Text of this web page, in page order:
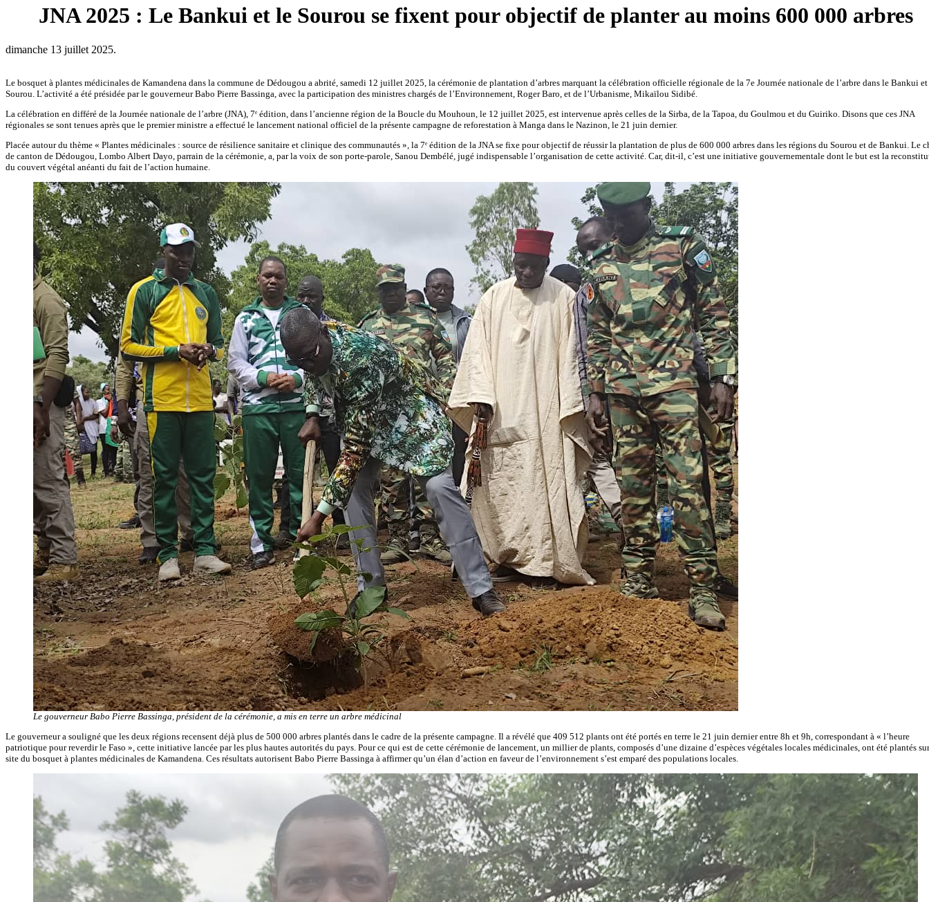
JNA 2025 : Le Bankui et le Sourou se fixent pour objectif de planter au moins 600 000 arbres
dimanche 13 juillet 2025.
Le bosquet à plantes médicinales de Kamandena dans la commune de Dédougou a abrité, samedi 12 juillet 2025, la cérémonie de plantation d’arbres marquant la célébration officielle régionale de la 7e Journée nationale de l’arbre dans le Bankui
Sourou. L’activité a été présidée par le gouverneur Babo Pierre Bassinga, avec la participation des ministres chargés de l’Environnement, Roger Baro, et de l’Urbanisme, Mikaïlou Sidibé.
La célébration en différé de la Journée nationale de l’arbre (JNA), 7ᵉ édition, dans l’ancienne région de la Boucle du Mouhoun, le 12 juillet 2025, est intervenue après celles de la Sirba, de la Tapoa, du Goulmou et du Guiriko. Disons que ces JNA
régionales se sont tenues après que le premier ministre a effectué le lancement national officiel de la présente campagne de reforestation à Manga dans le Nazinon, le 21 juin dernier.
Placée autour du thème « Plantes médicinales : source de résilience sanitaire et clinique des communautés », la 7ᵉ édition de la JNA se fixe pour objectif de réussir la plantation de plus de 600 000 arbres dans les régions du Sourou et de Bankui. Le
de canton de Dédougou, Lombo Albert Dayo, parrain de la cérémonie, a, par la voix de son porte-parole, Sanou Dembélé, jugé indispensable l’organisation de cette activité. Car, dit-il, c’est une initiative gouvernementale dont le but est la
du couvert végétal anéanti du fait de l’action humaine.
Le gouverneur Babo Pierre Bassinga, président de la cérémonie, a mis en terre un arbre médicinal
Le gouverneur a souligné que les deux régions recensent déjà plus de 500 000 arbres plantés dans le cadre de la présente campagne. Il a révélé que 409 512 plants ont été portés en terre le 21 juin dernier entre 8h et 9h, correspondant à « l’heure
patriotique pour reverdir le Faso », cette initiative lancée par les plus hautes autorités du pays. Pour ce qui est de cette cérémonie de lancement, un millier de plants, composés d’une dizaine d’espèces végétales locales médicinales, ont été plantés
site du bosquet à plantes médicinales de Kamandena. Ces résultats autorisent Babo Pierre Bassinga à affirmer qu’un élan d’action en faveur de l’environnement s’est emparé des populations locales.